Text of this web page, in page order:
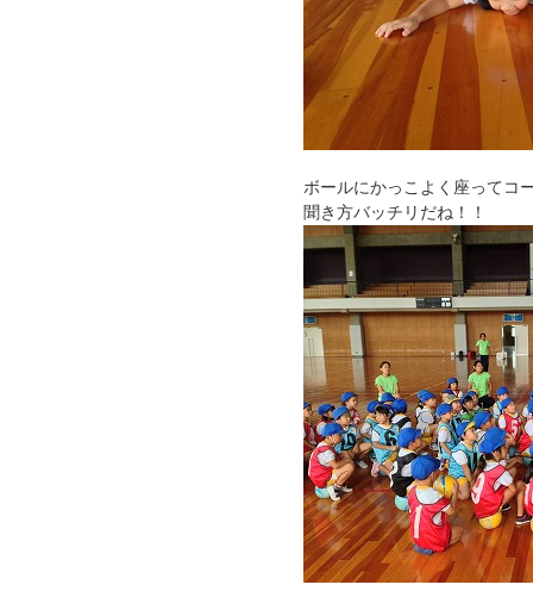
ボールにかっこよく座ってコ
聞き方バッチリだね！！